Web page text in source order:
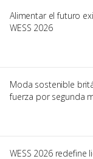
Alimentar el futuro
WESS 2026
Moda sostenible
fuerza por segunda
WESS 2026 redefine